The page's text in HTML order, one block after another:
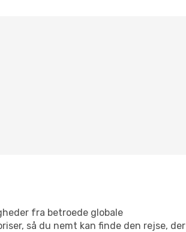
fra betroede globale
så du nemt kan finde den rejse, der